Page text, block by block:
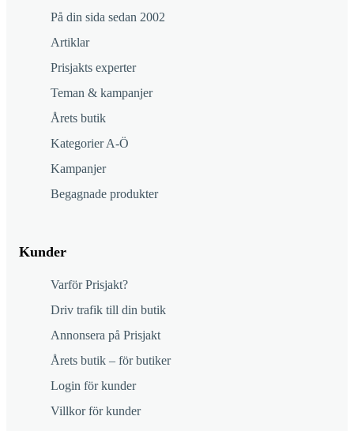
På din sida sedan 2002
Artiklar
Prisjakts experter
Teman & kampanjer
Årets butik
Kategorier A-Ö
Kampanjer
Begagnade produkter
Kunder
Varför Prisjakt?
Driv trafik till din butik
Annonsera på Prisjakt
Årets butik – för butiker
Login för kunder
Villkor för kunder